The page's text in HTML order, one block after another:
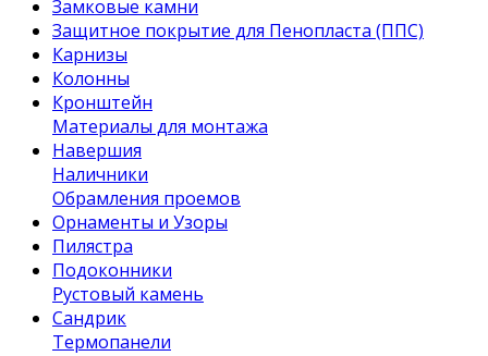
Замковые камни
Защитное покрытие для Пенопласта (ППС)
Карнизы
Колонны
Кронштейн
Материалы для монтажа
Навершия
Наличники
Обрамления проемов
Орнаменты и Узоры
Пилястра
Подоконники
Рустовый камень
Сандрик
Термопанели